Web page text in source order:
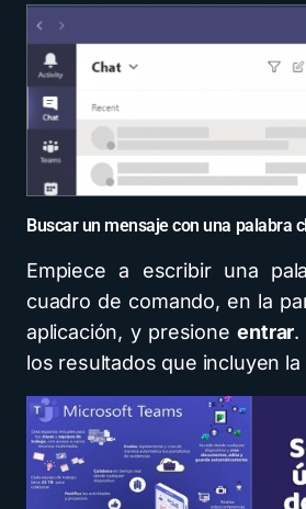
Buscar un mensaje con una palabra
Empiece a escribir una
cuadro de comando, en la
aplicación, y presioneentrar.
los resultados que incluyen la